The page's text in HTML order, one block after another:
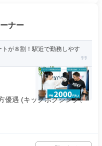
ナー
が８割！駅近で勤務しやす
優遇 (キックボクシング、